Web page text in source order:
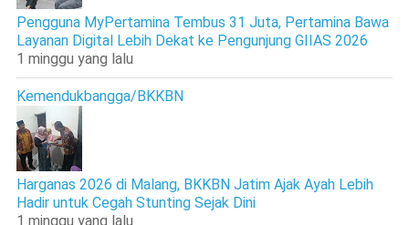
Pengguna MyPertamina Tembus 31 Juta, Pertamina Bawa
Layanan Digital Lebih Dekat ke Pengunjung GIIAS 2026
1 minggu yang lalu
Kemendukbangga/BKKBN
Harganas 2026 di Malang, BKKBN Jatim Ajak Ayah Lebih
Hadir untuk Cegah Stunting Sejak Dini
1 minggu yang lalu